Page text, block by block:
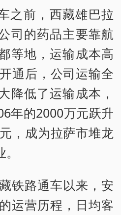
之前，西藏雄巴拉
司的药品主要靠航
等地，运输成本高
通后，公司运输全
降低了运输成本，
年的2000万元跃升
，成为拉萨市堆龙
铁路通车以来，安
运营历程，日均客